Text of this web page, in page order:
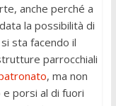
anche perché a
la possibilità di
sta facendo il
parrocchiali
, ma non
e porsi al di fuori